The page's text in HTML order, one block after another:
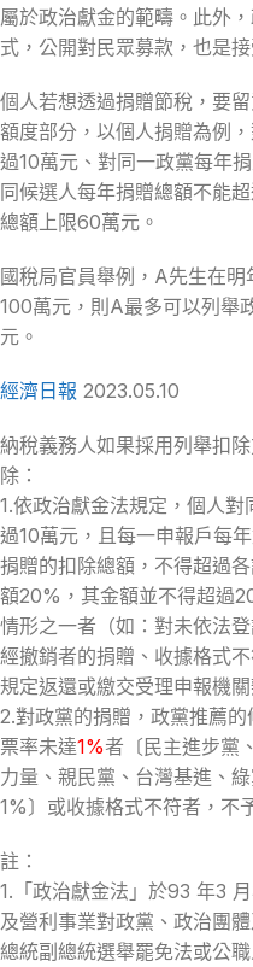
屬於政治獻金的範疇。此外
式，公開對民眾募款，也是
個人若想透過捐贈節稅，要
額度部分，以個人捐贈為例
過10萬元、對同一政黨每年
同候選人每年捐贈總額不能
總額上限60萬元。
國稅局官員舉例，A先生在
100萬元，則A最多可以列舉
元。
經濟日報 2023.05.10
納稅義務人如果採用列舉扣
除：
1.依政治獻金法規定，個人
過10萬元，且每一申報戶每
捐贈的扣除總額，不得超過
額20%，其金額並不得超過
情形之一者（如：對未依法
經撤銷者的捐贈、收據格式
規定返還或繳交受理申報機
2.對政黨的捐贈，政黨推薦
票率未達1%者〔民主進步黨
力量、親民黨、台灣基進、
1%〕或收據格式不符者，不
註：
1.「政治獻金法」於93 年3
及營利事業對政黨、政治團
總統副總統選舉罷免法或公